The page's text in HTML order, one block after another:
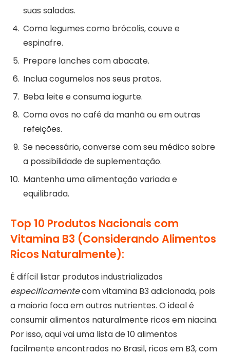
suas saladas.
Coma legumes como brócolis, couve e
espinafre.
Prepare lanches com abacate.
Inclua cogumelos nos seus pratos.
Beba leite e consuma iogurte.
Coma ovos no café da manhã ou em outras
refeições.
Se necessário, converse com seu médico sobre
a possibilidade de suplementação.
Mantenha uma alimentação variada e
equilibrada.
Top 10 Produtos Nacionais com
Vitamina B3 (Considerando Alimentos
Ricos Naturalmente):
É difícil listar produtos industrializados
especificamentecom vitamina B3 adicionada, pois
a maioria foca em outros nutrientes. O ideal é
consumir alimentos naturalmente ricos em niacina.
Por isso, aqui vai uma lista de 10 alimentos
facilmente encontrados no Brasil, ricos em B3, com